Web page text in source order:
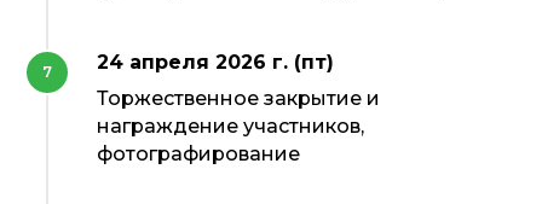
24 апреля 2026 г. (пт)
Торжественное закрытие и
награждение участников,
фотографирование